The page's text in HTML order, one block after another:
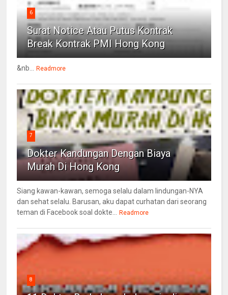
6
Surat Notice Atau Putus Kontrak
Break Kontrak PMI Hong Kong
&nb... Readmore
7
Dokter Kandungan Dengan Biaya
Murah Di Hong Kong
Siang kawan-kawan, semoga selalu dalam lindungan-NYA
dan sehat selalu. Barusan, aku dapat curhatan dari seorang
teman di Facebook soal dokte... Readmore
8